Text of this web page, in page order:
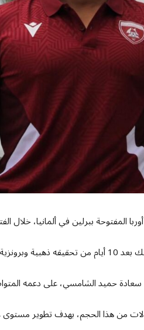
ألمانيا، خلال الفترة من 29 أغسطس إلى فاتح
السويد.
سعادة حميد الشامسي، على دعمه
من هذا الحجم، بهدف تطوير مستوى